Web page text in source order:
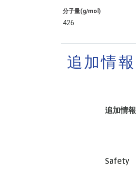
分子量(g/mol)
426
追加情報
追加情報
Safety